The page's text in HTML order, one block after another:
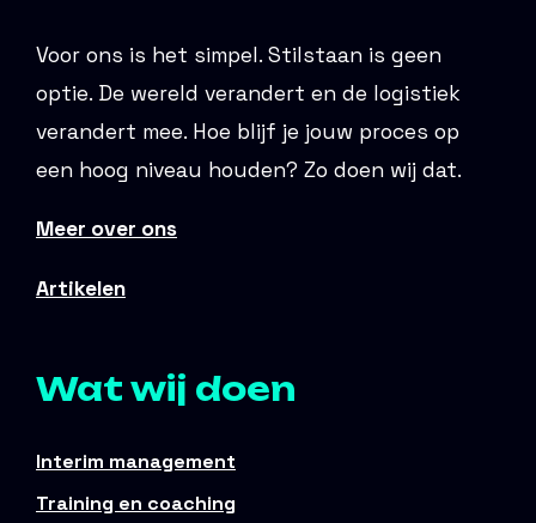
Voor ons is het simpel. Stilstaan is geen
optie. De wereld verandert en de logistiek
verandert mee. Hoe blijf je jouw proces op
een hoog niveau houden? Zo doen wij dat.
Meer over ons
Artikelen
Wat wij doen
Interim management
Training en coaching